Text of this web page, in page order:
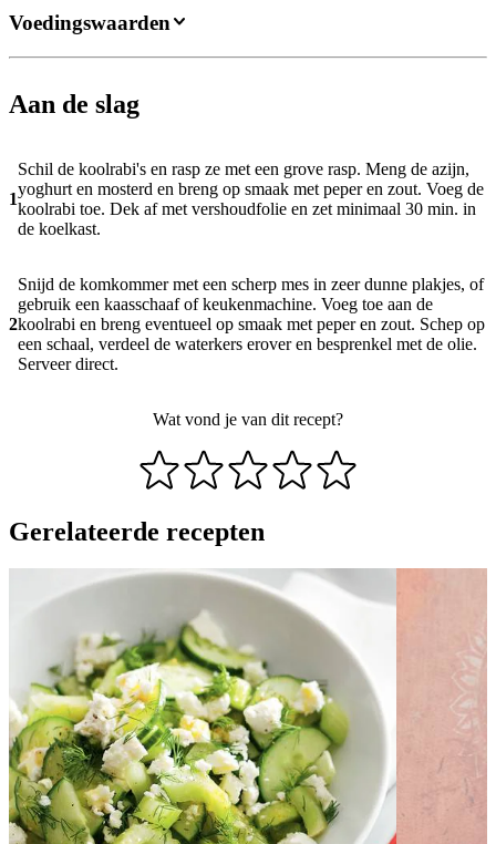
Aan de slag
1
Schil de koolrabi's en rasp ze met een grove rasp. Meng de azijn,
yoghurt en mosterd en breng op smaak met peper en zout. Voeg de
koolrabi toe. Dek af met vershoudfolie en zet minimaal 30 min. in
de koelkast.
2
Snijd de komkommer met een scherp mes in zeer dunne plakjes, of
gebruik een kaasschaaf of keukenmachine. Voeg toe aan de
koolrabi en breng eventueel op smaak met peper en zout. Schep op
een schaal, verdeel de water­kers erover en besprenkel met de olie.
Serveer direct.
Wat vond je van dit recept?
Voedingswaarden
Gerelateerde recepten